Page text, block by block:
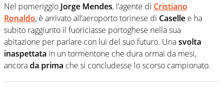
Nel pomeriggio Jorge Mendes, l’agente di Cristiano
Ronaldo, è arrivato all’aeroporto torinese di Caselle e ha
subito raggiunto il fuoriclasse portoghese nella sua
abitazione per parlare con lui del suo futuro. Unasvolta
inaspettata in un tormentone che dura ormai da mesi,
ancorada prima che si concludesse lo scorso campionato.